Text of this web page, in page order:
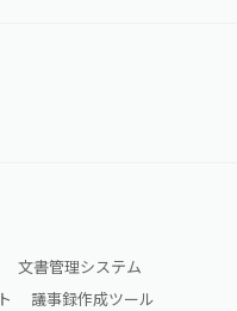
文書管理システム
議事録作成ツール